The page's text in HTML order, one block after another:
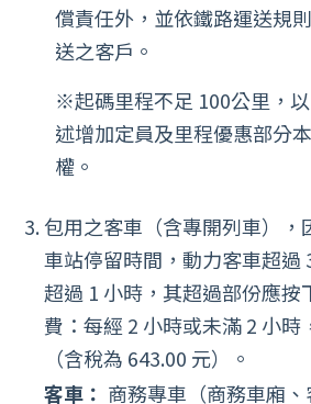
償責任外，並依鐵路運送規
送之客戶。
※起碼里程不足 100公里，
述增加定員及里程優惠部分
權。
包用之客車（含專開列車），
車站停留時間，動力客車超過
超過 1 小時，其超過部份應按
費：每經 2 小時或未滿 2 小時
（含稅為 643.00 元）。
客車： 商務專車（商務車廂、